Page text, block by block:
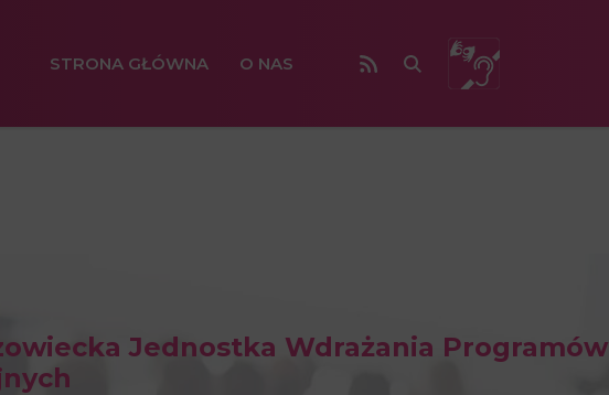
STRONA GŁÓWNA O NAS
Jednostka Wdrażania Programów